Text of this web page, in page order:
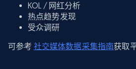
KOL / 网红分析
热点趋势发现
受众调研
可参考 社交媒体数据采集指南获取